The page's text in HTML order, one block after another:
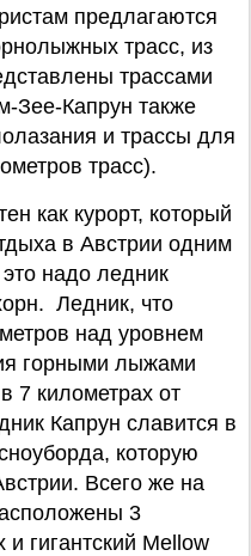
предлагаются
трасс, из
трассами
Зее-Капрун также
и трассы для
трасс).
как курорт, который
в Австрии одним
надо ледник
Ледник, что
над уровнем
горными лыжами
7 километрах от
Капрун славится в
которую
Всего же на
3
гигантский Mellow